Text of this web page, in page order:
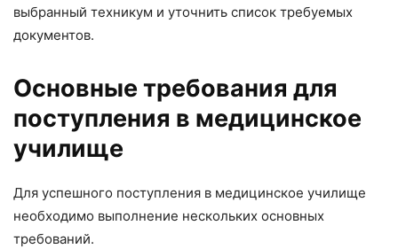
выбранный техникум и уточнить список требуемых
документов.
Основные требования для
поступления в медицинское
училище
Для успешного поступления в медицинское училище
необходимо выполнение нескольких основных
требований.